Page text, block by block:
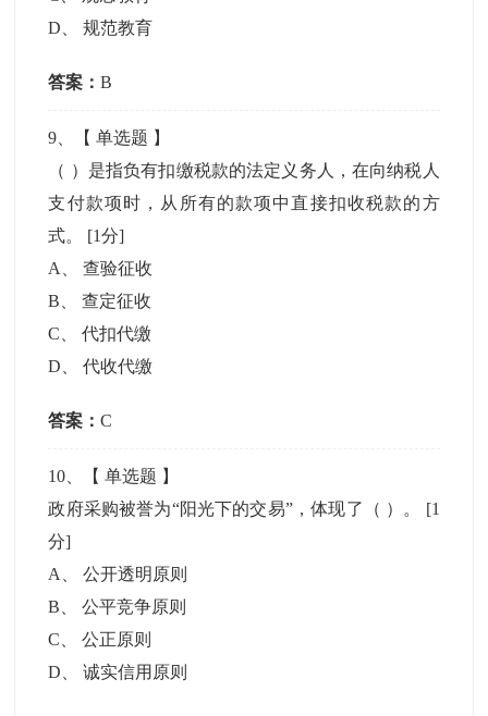
D 、规范教育
答案：B
9 、【单选题 】
（ ）是指负有扣缴税款的法定义务人，在向纳税人
支付款项时，从所有的款项中直接扣收税款的方
式。 [1分]
A
、查验征收
B 、查定征收
C 、代扣代缴
D 、代收代缴
答案：C
10 、【单选题 】
政府采购被誉为“阳光下的交易”，体现了（ ）。 [1
分]
A
、公开透明原则
B 、公平竞争原则
C 、公正原则
D 、诚实信用原则